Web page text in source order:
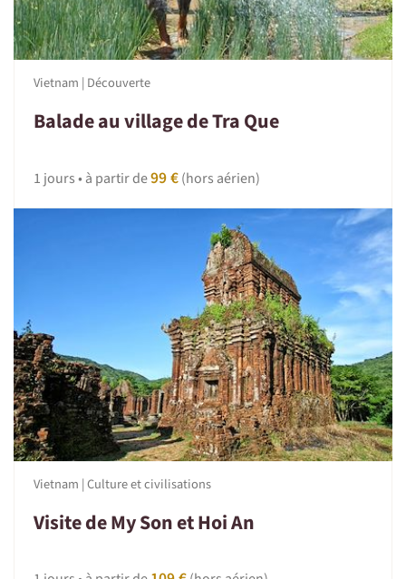
Vietnam | Découverte
Balade au village de Tra Que
1 jours • à partir de99 €(hors aérien)
Vietnam | Culture et civilisations
Visite de My Son et Hoi An